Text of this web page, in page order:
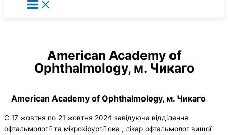
American Academy of
Ophthalmology, м. Чикаго
American Academy of Ophthalmology, м. Чикаго
С 17 жовтня по 21 жовтня 2024 завідуюча відділення
офтальмології та мікрохірургії ока , лікар офтальмолог вищої